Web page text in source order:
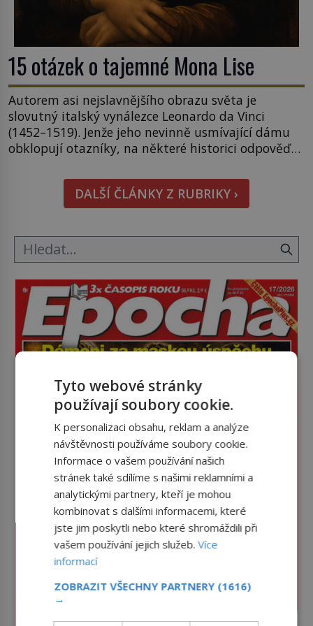
15 otázek o tajemné Mona Lise
Autorem asi nejslavnějšího obrazu světa je
slovutný italský vynálezce Leonardo da Vinci
(1452–1519). Jenže jeho nevinně usmívající dámu
obklopují otazníky, na některé historici odpověď
pověsil Napoleon? Samotný císař Napoleon
Bonaparte (1769–1821) má pro malbu slabost, a
tak si ji ještě jako první konzul přemístí do své
DALŠÍ ČLÁNKY Z RUBRIKY ›
Tyto webové stránky
používají soubory cookie.
K personalizaci obsahu, reklam a analýze
návštěvnosti používáme soubory cookie.
Informace o vašem používání našich
stránek také sdílíme s našimi reklamními a
analytickými partnery, kteří je mohou
kombinovat s dalšími informacemi, které
jste jim poskytli nebo které shromáždili při
vašem používání jejich služeb.Více
informací
ZOBRAZIT VŠECHNY PARTNERY (1616)
→